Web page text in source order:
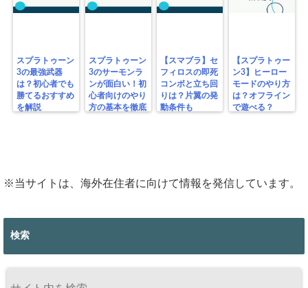
スプラトゥーン
3の最強武器
は？初心者でも
勝てるおすすめ
を解説
スプラトゥーン
3のサーモンラ
ンが面白い！初
心者向けのやり
方の基本を徹底
【スマブラ】セ
フィロスの即死
コンボと立ち回
りは？片翼の発
動条件も
【スプラトゥー
ン3】ヒーロー
モードのやり方
は？オフライン
で遊べる？
※当サイトは、海外在住者に向けて情報を発信しています。
検索